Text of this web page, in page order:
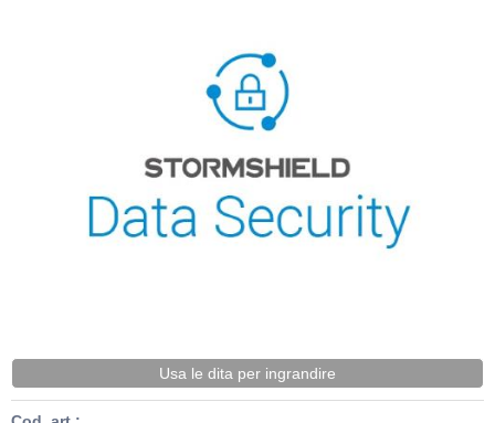
Usa le dita per ingrandire